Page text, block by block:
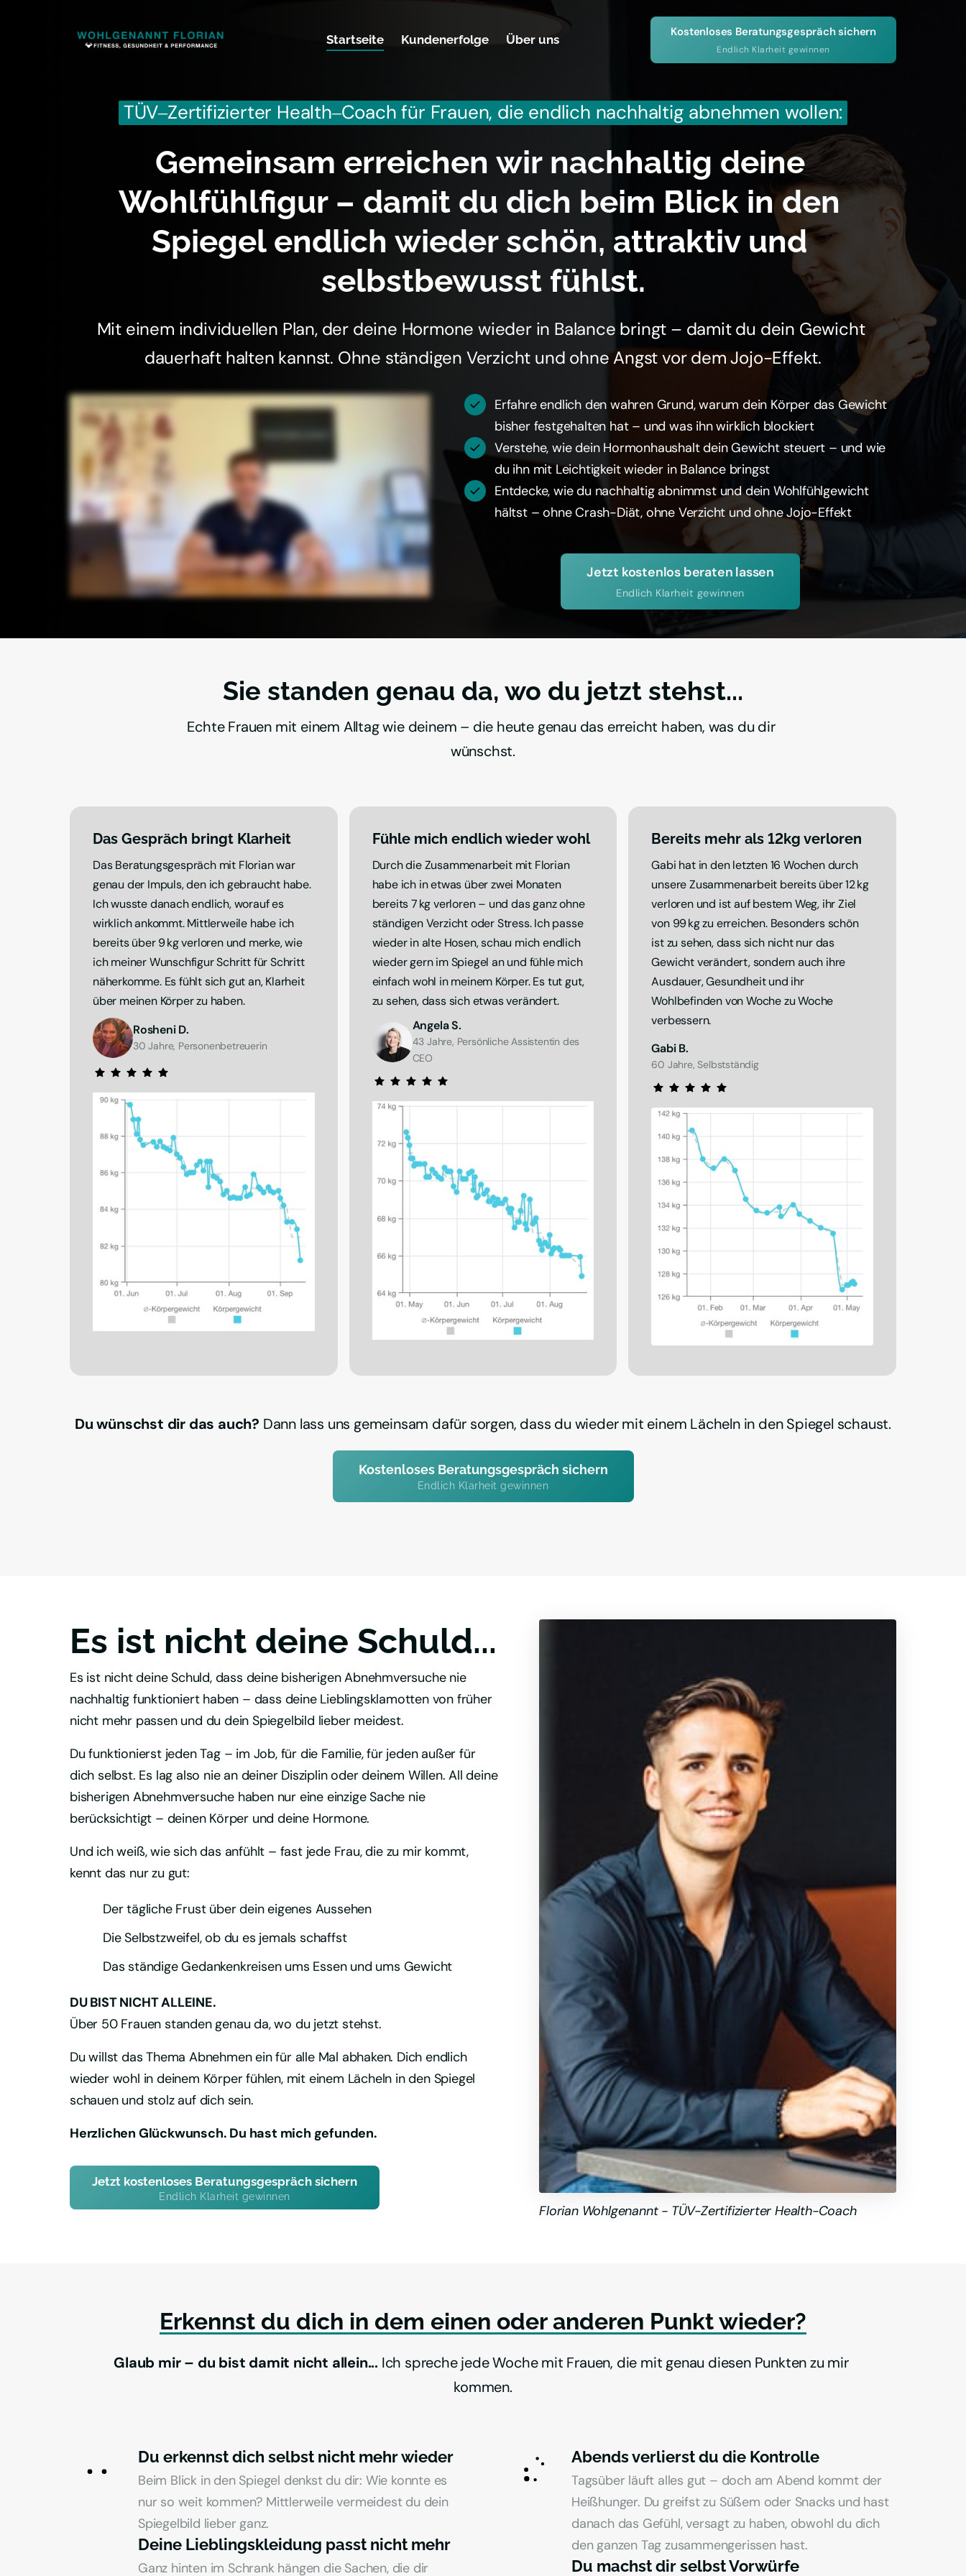
Startseite Kundenerfolge Über uns
Kostenloses Beratungsgespräch sichern
Endlich Klarheit gewinnen
TÜV‒Zertifizierter Health‒Coach für Frauen, die endlich nachhaltig abnehmen wollen:
Gemeinsam erreichen wir nachhaltig deine
Wohlfühlfigur – damit du dich beim Blick in den
Spiegel endlich wieder schön, attraktiv und
selbstbewusst fühlst.
Mit einem individuellen Plan, der deine Hormone wieder in Balance bringt – damit du dein Gewicht
dauerhaft halten kannst. Ohne ständigen Verzicht und ohne Angst vor dem Jojo-Effekt.
Erfahre endlich den wahren Grund, warum dein Körper das Gewicht
bisher festgehalten hat – und was ihn wirklich blockiert
Verstehe, wie dein Hormonhaushalt dein Gewicht steuert – und wie
du ihn mit Leichtigkeit wieder in Balance bringst
Entdecke, wie du nachhaltig abnimmst und dein Wohlfühlgewicht
hältst – ohne Crash-Diät, ohne Verzicht und ohne Jojo-Effekt
Jetzt kostenlos beraten lassen
Endlich Klarheit gewinnen
Sie standen genau da, wo du jetzt stehst...
Echte Frauen mit einem Alltag wie deinem – die heute genau das erreicht haben, was du dir
wünschst.
Das Gespräch bringt Klarheit
Das Beratungsgespräch mit Florian war
genau der Impuls, den ich gebraucht habe.
Ich wusste danach endlich, worauf es
wirklich ankommt. Mittlerweile habe ich
bereits über 9 kg verloren und merke, wie
ich meiner Wunschfigur Schritt für Schritt
näherkomme. Es fühlt sich gut an, Klarheit
über meinen Körper zu haben.
Rosheni D.
30 Jahre, Personenbetreuerin
Fühle mich endlich wieder wohl
Durch die Zusammenarbeit mit Florian
habe ich in etwas über zwei Monaten
bereits 7 kg verloren – und das ganz ohne
ständigen Verzicht oder Stress. Ich passe
wieder in alte Hosen, schau mich endlich
wieder gern im Spiegel an und fühle mich
einfach wohl in meinem Körper. Es tut gut,
zu sehen, dass sich etwas verändert.
Angela S.
43 Jahre, Persönliche Assistentin des
CEO
Bereits mehr als 12kg verloren
Gabi hat in den letzten 16 Wochen durch
unsere Zusammenarbeit bereits über 12 kg
verloren und ist auf bestem Weg, ihr Ziel
von 99 kg zu erreichen. Besonders schön
ist zu sehen, dass sich nicht nur das
Gewicht verändert, sondern auch ihre
Ausdauer, Gesundheit und ihr
Wohlbefinden von Woche zu Woche
verbessern.
Gabi B.
60 Jahre, Selbstständig
Du wünschst dir das auch? Dann lass uns gemeinsam dafür sorgen, dass du wieder mit einem Lächeln in den Spiegel schaust.
Kostenloses Beratungsgespräch sichern
Endlich Klarheit gewinnen
Es ist nicht deine Schuld...
Es ist nicht deine Schuld, dass deine bisherigen Abnehmversuche nie
nachhaltig funktioniert haben – dass deine Lieblingsklamotten von früher
nicht mehr passen und du dein Spiegelbild lieber meidest.
Du funktionierst jeden Tag – im Job, für die Familie, für jeden außer für
dich selbst. Es lag also nie an deiner Disziplin oder deinem Willen. All deine
bisherigen Abnehmversuche haben nur eine einzige Sache nie
berücksichtigt – deinen Körper und deine Hormone.
Und ich weiß, wie sich das anfühlt – fast jede Frau, die zu mir kommt,
kennt das nur zu gut:
Der tägliche Frust über dein eigenes Aussehen
Die Selbstzweifel, ob du es jemals schaffst
Das ständige Gedankenkreisen ums Essen und ums Gewicht
Über 50 Frauen standen genau da, wo du jetzt stehst.
Du willst das Thema Abnehmen ein für alle Mal abhaken. Dich endlich
wieder wohl in deinem Körper fühlen, mit einem Lächeln in den Spiegel
schauen und stolz auf dich sein.
Herzlichen Glückwunsch. Du hast mich gefunden.
Jetzt kostenloses Beratungsgespräch sichern
Endlich Klarheit gewinnen
Florian Wohlgenannt - TÜV-Zertifizierter Health-Coach
Erkennst du dich in dem einen oder anderen Punkt wieder?
Glaub mir – du bist damit nicht allein... Ich spreche jede Woche mit Frauen, die mit genau diesen Punkten zu mir
kommen.
Du erkennst dich selbst nicht mehr wieder
Beim Blick in den Spiegel denkst du dir: Wie konnte es
nur so weit kommen? Mittlerweile vermeidest du dein
Spiegelbild lieber ganz.
Deine Lieblingskleidung passt nicht mehr
Ganz hinten im Schrank hängen die Sachen, die dir
Abends verlierst du die Kontrolle
Tagsüber läuft alles gut – doch am Abend kommt der
Heißhunger. Du greifst zu Süßem oder Snacks und hast
danach das Gefühl, versagt zu haben, obwohl du dich
den ganzen Tag zusammengerissen hast.
Du machst dir selbst Vorwürfe